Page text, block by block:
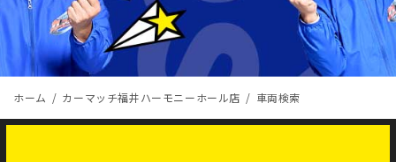
ホーム カーマッチ福井ハーモニーホール店 車両検索